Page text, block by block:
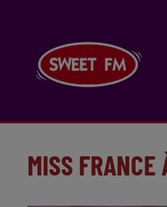
MISS FRANCE